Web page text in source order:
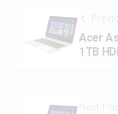
Acer
1TB
Next